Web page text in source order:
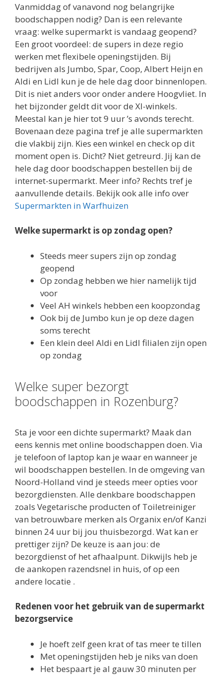
Vanmiddag of vanavond nog belangrijke
boodschappen nodig? Dan is een relevante
vraag: welke supermarkt is vandaag geopend?
Een groot voordeel: de supers in deze regio
werken met flexibele openingstijden. Bij
bedrijven als Jumbo, Spar, Coop, Albert Heijn en
Aldi en Lidl kun je de hele dag door binnenlopen.
Dit is niet anders voor onder andere Hoogvliet. In
het bijzonder geldt dit voor de Xl-winkels.
Meestal kan je hier tot 9 uur ’s avonds terecht.
Bovenaan deze pagina tref je alle supermarkten
die vlakbij zijn. Kies een winkel en check op dit
moment open is. Dicht? Niet getreurd. Jij kan de
hele dag door boodschappen bestellen bij de
internet-supermarkt. Meer info? Rechts tref je
aanvullende details. Bekijk ook alle info over
Supermarkten in Warfhuizen
Welke supermarkt is op zondag open?
Steeds meer supers zijn op zondag
geopend
Op zondag hebben we hier namelijk tijd
voor
Veel AH winkels hebben een koopzondag
Ook bij de Jumbo kun je op deze dagen
soms terecht
Een klein deel Aldi en Lidl filialen zijn open
op zondag
Welke super bezorgt
boodschappen in Rozenburg?
Sta je voor een dichte supermarkt? Maak dan
eens kennis met online boodschappen doen. Via
je telefoon of laptop kan je waar en wanneer je
wil boodschappen bestellen. In de omgeving van
Noord-Holland vind je steeds meer opties voor
bezorgdiensten. Alle denkbare boodschappen
zoals Vegetarische producten of Toiletreiniger
van betrouwbare merken als Organix en/of Kanzi
binnen 24 uur bij jou thuisbezorgd. Wat kan er
prettiger zijn? De keuze is aan jou: de
bezorgdienst of het afhaalpunt. Dikwijls heb je
de aankopen razendsnel in huis, of op een
andere locatie .
Redenen voor het gebruik van de supermarkt
bezorgservice
Je hoeft zelf geen krat of tas meer te tillen
Met openingstijden heb je niks van doen
Het bespaart je al gauw 30 minuten per